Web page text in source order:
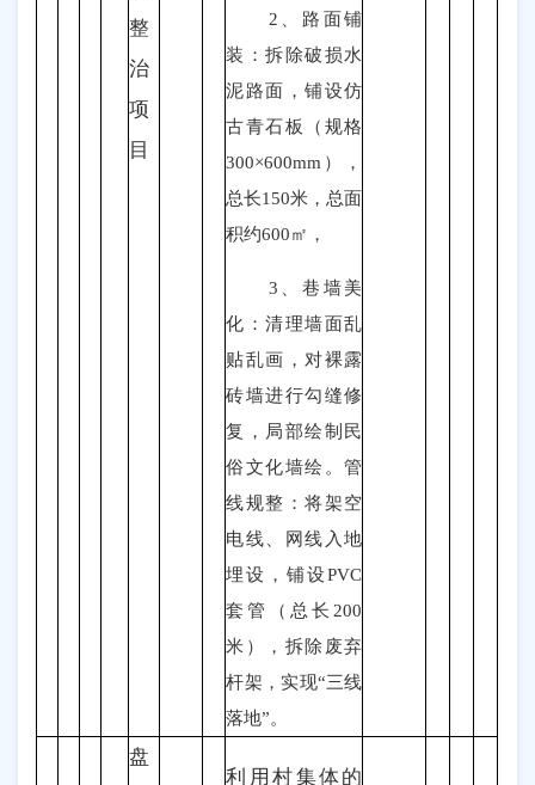
整
治
项
目
2、路面铺
装：拆除破损水
泥路面，铺设仿
古青石板（规格
300×600mm），
总长150米，总面
积约600㎡，
3、巷墙美
化：清理墙面乱
贴乱画，对裸露
砖墙进行勾缝修
复，局部绘制民
俗文化墙绘。管
线规整：将架空
电线、网线入地
埋设，铺设PVC
套管（总长200
米），拆除废弃
杆架，实现“三线
落地”。
盘
利用村集体的